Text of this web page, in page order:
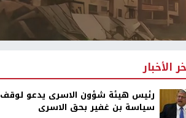
الأخبار
رئيس هيئة شؤون الاسرى يدعو لوقف
سياسة بن غفير بحق الاسرى